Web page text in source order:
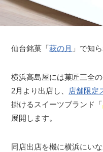
仙台銘菓「萩の月 」で知
横浜高島屋には菓匠三全
2月より出店し、 店舗限定
掛けるスイーツブランド「
展開します。
同店出店を機に横浜にい